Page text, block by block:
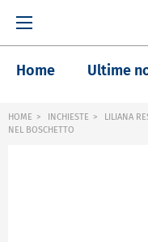
Home Ultime
HOME INCHIESTE
LILIANA
NEL BOSCHETTO